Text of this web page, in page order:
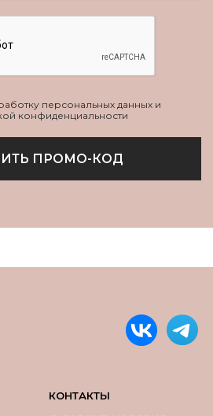
персональных данных и
конфиденциальности
ПОЛУЧИТЬ ПРОМО-КОД
КОНТАКТЫ